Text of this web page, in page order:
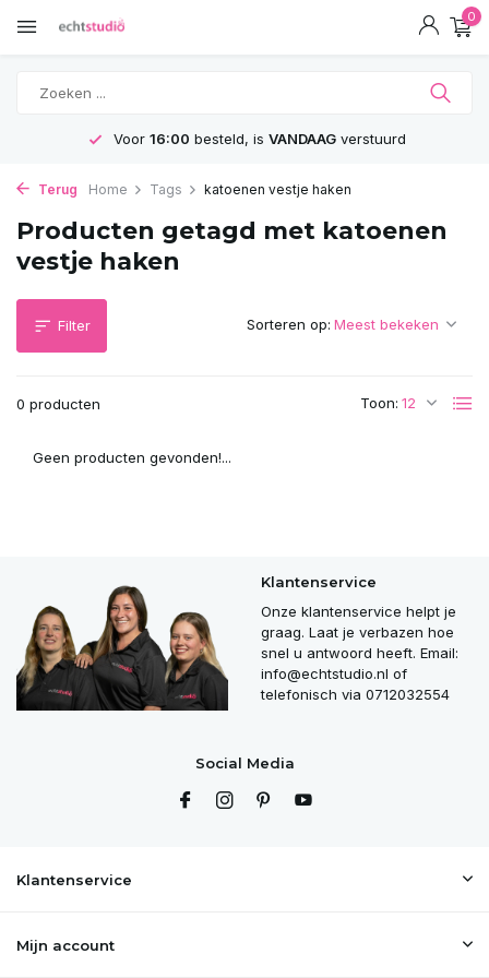
0
Voor 16:00 besteld, is VANDAAGverstuurd
Terug Home Tags katoenen vestje haken
Producten getagd met katoenen
vestje haken
Filter
0 producten Toon:
Sorteren op:
Geen producten gevonden!...
Klantenservice
Onze klantenservice helpt je
graag. Laat je verbazen hoe
snel u antwoord heeft. Email:
info@echtstudio.nl of
telefonisch via 0712032554
Social Media
Klantenservice
Mijn account